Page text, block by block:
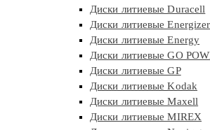
Диски литиевые Duracell
Диски литиевые Energizer
Диски литиевые Energy
Диски литиевые GO
Диски литиевые GP
Диски литиевые Kodak
Диски литиевые Maxell
Диски литиевые MIREX